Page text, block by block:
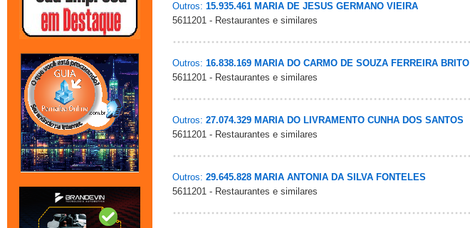
Outros: 15.935.461 MARIA DE JESUS GERMANO VIEIRA
5611201 - Restaurantes e similares
Outros: 16.838.169 MARIA DO CARMO DE SOUZA FERREIRA BRITO
5611201 - Restaurantes e similares
Outros: 27.074.329 MARIA DO LIVRAMENTO CUNHA DOS SANTOS
5611201 - Restaurantes e similares
Outros: 29.645.828 MARIA ANTONIA DA SILVA FONTELES
5611201 - Restaurantes e similares